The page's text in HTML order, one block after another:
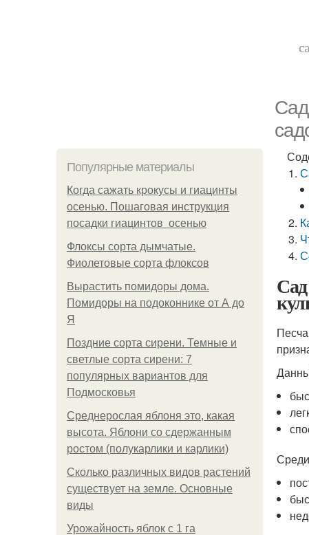
Популярные материалы
Когда сажать крокусы и гиацинты
осенью. Пошаговая инструкция
посадки гиацинтов осенью
Флоксы сорта дымчатые.
Фиолетовые сорта флоксов
Вырастить помидоры дома.
Помидоры на подоконнике от А до
Я
Поздние сорта сирени. Темные и
светлые сорта сирени: 7
популярных вариантов для
Подмосковья
Среднерослая яблоня это, какая
высота. Яблони со сдержанным
ростом (полукарлики и карлики)
Сколько различных видов растений
существует на земле. Основные
виды
Урожайность яблок с 1 га